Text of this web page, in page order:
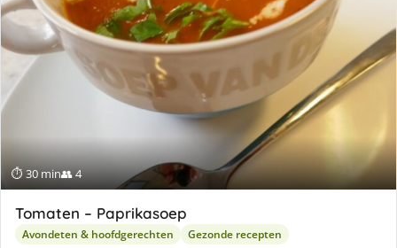
⏱ 30 min👥 4
Tomaten – Paprikasoep
Avondeten & hoofdgerechten Gezonde recepten